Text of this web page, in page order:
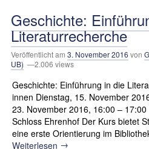
Geschichte:
Literaturrecherche
Veröffentlicht am 3. November 2016 von
UB) —2.006 views
Geschichte: Einführung in die
innen Dienstag, 15. November
23. November 2016, 16:00 –
Schloss Ehrenhof Der Kurs bietet
eine erste Orientierung im
Weiterlesen →